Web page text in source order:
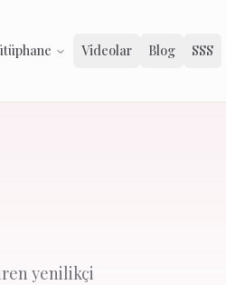
Videolar Blog SSS
yenilikçi